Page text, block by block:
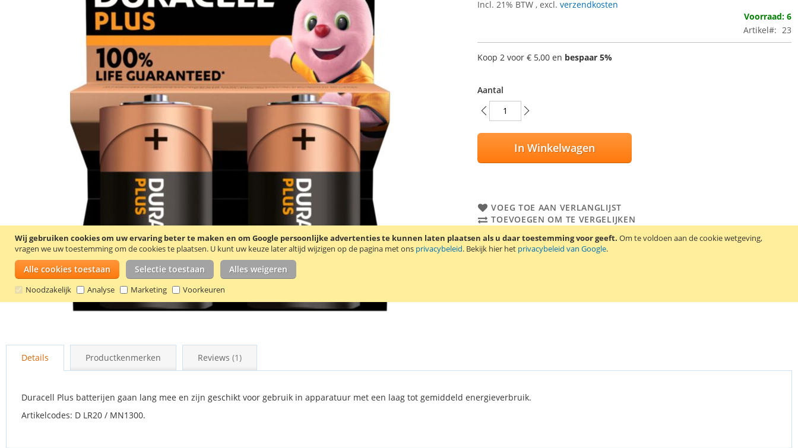
Wij gebruiken cookies om uw ervaring beter te maken en om Google persoonlijke advertenties te kunnen laten plaatsen als u daar toestemming voor geeft. Om te voldoen aan de cookie wetgeving,
vragen we uw toestemming om de cookies te plaatsen. U kunt uw keuze later altijd wijzigen op de pagina met ons privacybeleid. Bekijk hier het privacybeleid van Google.
Alle cookies toestaan Selectie toestaan Alles weigeren
Noodzakelijk Analyse Marketing Voorkeuren
naar
gallerij
Incl. 21% BTW, excl.verzendkosten
Voorraad: 6
Artikel
23
Koop 2 voor€ 5,00 en bespaar 5%
Aantal
In Winkelwagen
VOEG TOE AAN VERLANGLIJST
TOEVOEGEN OM TE VERGELIJKEN
Verpakking met 2 Duracell Plus batterijen, type D.
Details Productkenmerken Reviews 1
Duracell Plus batterijen gaan lang mee en zijn geschikt voor gebruik in apparatuur met een laag tot gemiddeld energieverbruik.
Artikelcodes: D LR20 / MN1300.